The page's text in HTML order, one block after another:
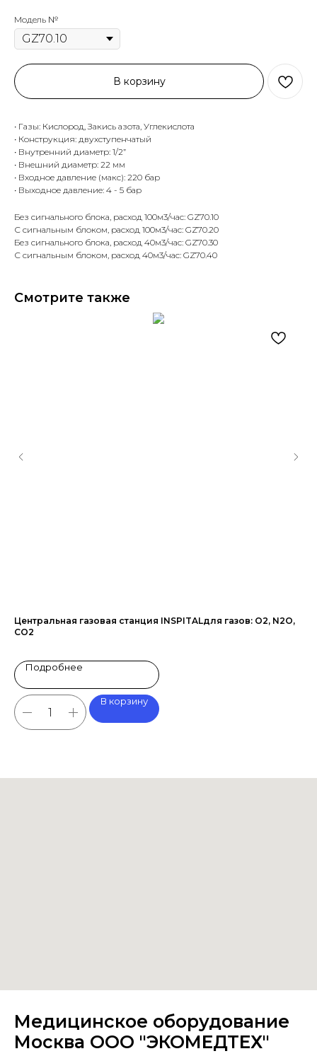
Модель №
В корзину
• Газы: Кислород, Закись азота, Углекислота
• Конструкция: двухступенчатый
• Внутренний диаметр: 1/2”
• Внешний диаметр: 22 мм
• Входное давление (макс): 220 бар
• Выходное давление: 4 - 5 бар
Без сигнального блока, расход 100м3/час: GZ70.10
С сигнальным блоком, расход 100м3/час: GZ70.20
Без сигнального блока, расход 40м3/час: GZ70.30
С сигнальным блоком, расход 40м3/час: GZ70.40
Смотрите также
Центральная газовая станция INSPITALдля газов: O2, N2O,
CO2
Подробнее
В корзину
Медицинское оборудование
Москва ООО "ЭКОМЕДТЕХ"